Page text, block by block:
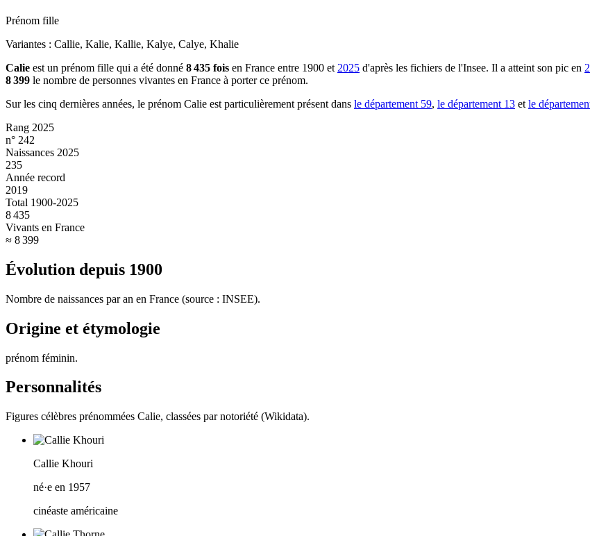
Prénom fille
Variantes : Callie, Kalie, Kallie, Kalye, Calye, Khalie
Calie est un prénom fille qui a été donné 8 435 fois en France entre 1900 et 2025 d'après les fichiers de l'Insee. Il a atteint son pic en
8 399 le nombre de personnes vivantes en France à porter ce prénom.
Sur les cinq dernières années, le prénom Calie est particulièrement présent dans le département 59, le département 13 et le
Rang 2025
n° 242
Naissances 2025
235
Année record
2019
Total 1900-2025
8 435
Vivants en France
≈ 8 399
Évolution depuis 1900
Nombre de naissances par an en France (source : INSEE).
Origine et étymologie
prénom féminin.
Personnalités
Figures célèbres prénommées Calie, classées par notoriété (Wikidata).
Callie Khouri
né·e en 1957
cinéaste américaine